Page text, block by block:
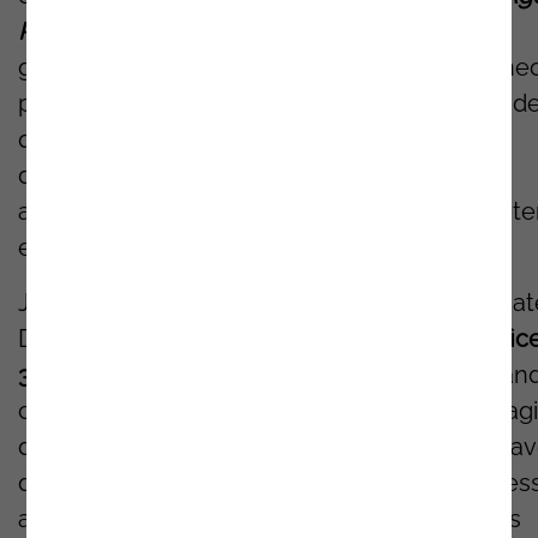
Persona
gerou centenas de retratos digitais
processados e entregues com a mesma
que caracteriza a
demonstração perfeita de como é possível
acelerar o desenvolvimento sem
excelência.
José Figueiredo,
Director
365
,
como desenvolver
capazes de
diretamente com documentos Office 365
de aplicações web reativas OutSystems. A
atraiu profissionais interessados em soluções